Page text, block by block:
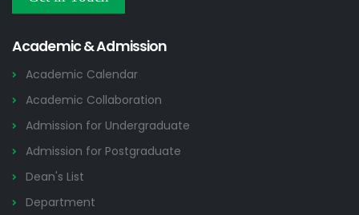
2026
Academic & Admission
Academic Calendar
Academic Collaboration
Admission for Undergraduate
Admission for Postgraduate
Dean's List
Department